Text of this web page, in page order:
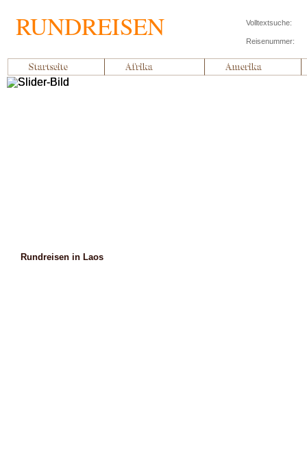
RUNDREISEN Volltextsuche:
Reisenummer:
Startseite Afrika Amerika
Rundreisen in Laos